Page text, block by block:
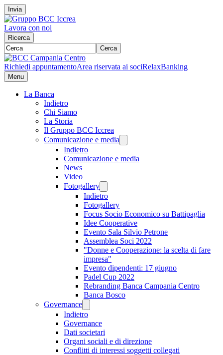
Invia
Lavora con noi
Ricerca
Cerca
Richiedi appuntamentoArea riservata ai sociRelaxBanking
Menu
La Banca
Indietro
Chi Siamo
La Storia
Il Gruppo BCC Iccrea
Comunicazione e media
Indietro
Comunicazione e media
News
Video
Fotogallery
Indietro
Fotogallery
Focus Socio Economico su Battipaglia
Idee Cooperative
Evento Sala Silvio Petrone
Assemblea Soci 2022
"Donne e Cooperazione: la scelta di fare
impresa"
Evento dipendenti: 17 giugno
Padel Cup 2022
Rebranding Banca Campania Centro
Banca Bosco
Governance
Indietro
Governance
Dati societari
Organi sociali e di direzione
Conflitti di interessi soggetti collegati